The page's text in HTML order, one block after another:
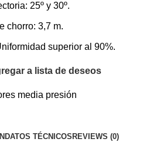
25º y 30º.
chorro: 3,7 m.
superior al 90%.
a lista de deseos
media presión
DATOS TÉCNICOS REVIEWS (0)